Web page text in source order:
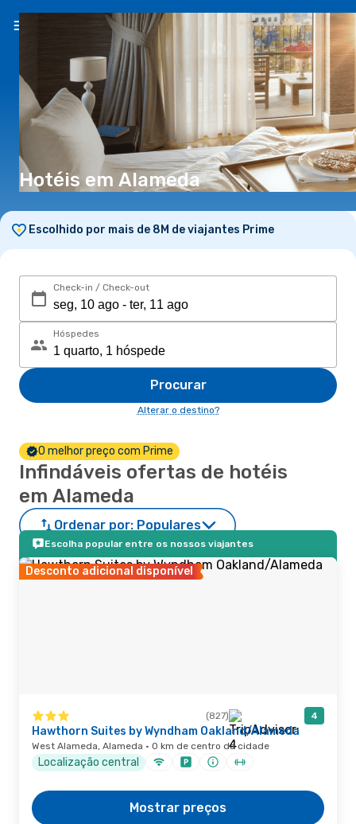
PT(€)
Hotéis em Alameda
Escolhido por mais de 8M de viajantes Prime
Check-in / Check-out
Hóspedes
Procurar
Alterar o destino?
O melhor preço com Prime
Infindáveis ofertas de hotéis
em Alameda
Ordenar por: Populares
Escolha popular entre os nossos viajantes
Desconto adicional disponível
(827) 4
Hawthorn Suites by Wyndham Oakland/Alameda
West Alameda, Alameda · 0 km de centro da cidade
Localização central
Mostrar preços